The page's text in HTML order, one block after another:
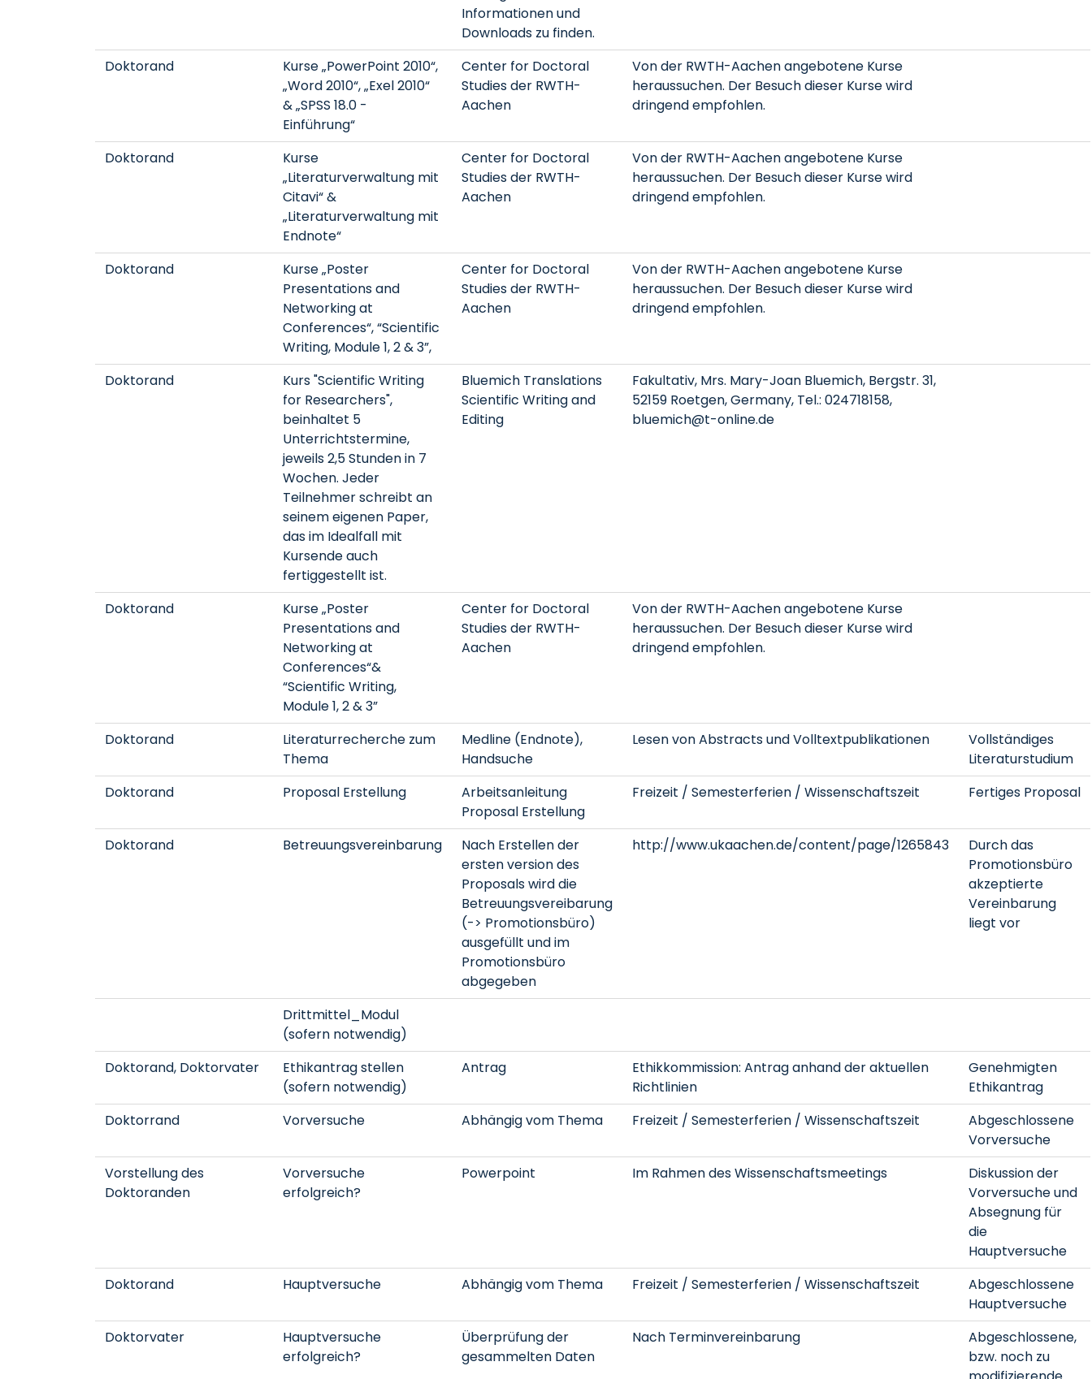
Informationen und
Downloads zu finden.
Doktorand
Kurse „PowerPoint 2010“,
„Word 2010“, „Exel 2010“
& „SPSS 18.0 -
Einführung“
Center for Doctoral
Studies der RWTH-
Aachen
Von der RWTH-Aachen angebotene Kurse
heraussuchen. Der Besuch dieser Kurse wird
dringend empfohlen.
Doktorand
Kurse
„Literaturverwaltung mit
Citavi“ &
„Literaturverwaltung mit
Endnote“
Center for Doctoral
Studies der RWTH-
Aachen
Von der RWTH-Aachen angebotene Kurse
heraussuchen. Der Besuch dieser Kurse wird
dringend empfohlen.
Doktorand
Kurse „Poster
Presentations and
Networking at
Conferences“, “Scientific
Writing, Module 1, 2 & 3”,
Center for Doctoral
Studies der RWTH-
Aachen
Von der RWTH-Aachen angebotene Kurse
heraussuchen. Der Besuch dieser Kurse wird
dringend empfohlen.
Doktorand
Kurs "Scientific Writing
for Researchers",
beinhaltet 5
Unterrichtstermine,
jeweils 2,5 Stunden in 7
Wochen. Jeder
Teilnehmer schreibt an
seinem eigenen Paper,
das im Idealfall mit
Kursende auch
fertiggestellt ist.
Bluemich Translations
Scientific Writing and
Editing
Fakultativ, Mrs. Mary-Joan Bluemich, Bergstr. 31,
52159 Roetgen, Germany, Tel.: 024718158,
bluemich@t-online.de
Doktorand
Kurse „Poster
Presentations and
Networking at
Conferences“&
“Scientific Writing,
Module 1, 2 & 3”
Center for Doctoral
Studies der RWTH-
Aachen
Von der RWTH-Aachen angebotene Kurse
heraussuchen. Der Besuch dieser Kurse wird
dringend empfohlen.
Doktorand
Literaturrecherche zum
Thema
Medline (Endnote),
Handsuche
Lesen von Abstracts und Volltextpublikationen
Vollständiges
Literaturstudium
Doktorand
Proposal Erstellung
Arbeitsanleitung
Proposal Erstellung
Freizeit / Semesterferien / Wissenschaftszeit Fertiges Proposal
Doktorand Betreuungsvereinbarung
Nach Erstellen der
ersten version des
Proposals wird die
Betreuungsvereibarung
(-> Promotionsbüro)
ausgefüllt und im
Promotionsbüro
abgegeben
http://www.ukaachen.de/content/page/1265843
Durch das
Promotionsbüro
akzeptierte
Vereinbarung
liegt vor
Drittmittel_Modul
(sofern notwendig)
Doktorand, Doktorvater
Ethikantrag stellen
(sofern notwendig)
Antrag
Ethikkommission: Antrag anhand der aktuellen
Richtlinien
Genehmigten
Ethikantrag
Doktorrand
Vorversuche Abhängig vom Thema Freizeit / Semesterferien / Wissenschaftszeit
Abgeschlossene
Vorversuche
Vorstellung des
Doktoranden
Vorversuche
erfolgreich?
Powerpoint Im Rahmen des Wissenschaftsmeetings
Diskussion der
Vorversuche und
Absegnung für
die
Hauptversuche
Doktorand
Hauptversuche Abhängig vom Thema Freizeit / Semesterferien / Wissenschaftszeit
Abgeschlossene
Hauptversuche
Doktorvater
Hauptversuche
erfolgreich?
Überprüfung der
gesammelten Daten
Nach Terminvereinbarung
Abgeschlossene,
bzw. noch zu